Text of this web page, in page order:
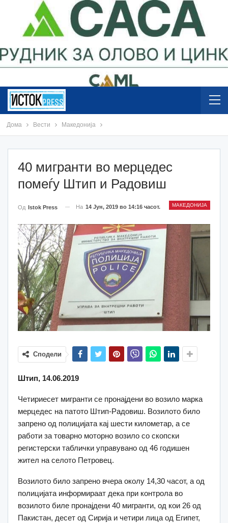
Дома Вести Македонија
40 мигранти во мерцедес
помеѓу Штип и Радовиш
МАКЕДОНИЈА
Од Istok Press На 14 Јун, 2019 во 14:16 часот.
Сподели
Штип, 14.06.2019
Четириесет мигранти се пронајдени во возило марка
мерцедес на патото Штип-Радовиш. Возилото било
запрено од полицијата кај шести километар, а се
работи за товарно моторно возило со скопски
регистерски таблички управувано од 46 годишен
жител на селото Петровец.
Возилото било запрено вчера околу 14,30 часот, а од
полицијата информираат дека при контрола во
возилото биле пронајдени 40 мигранти, од кои 26 од
Пакистан, десет од Сирија и четири лица од Египет,